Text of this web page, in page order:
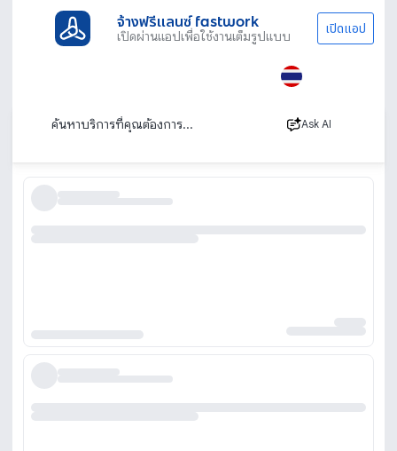
จ้างฟรีแลนซ์ fastwork
เปิดผ่านแอปเพื่อใช้งานเต็มรูปแบบ เปิดแอป
Ask AI
ช่างไม้ หาช่างไม้ ช่างไม้รับจ้าง รับเหมาค่าแรง
เรียงตาม